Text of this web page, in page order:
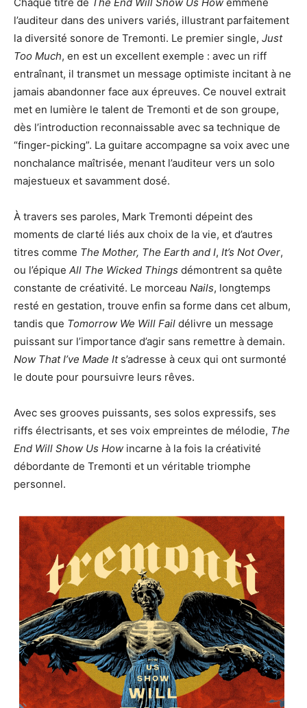
l’auditeur dans des univers variés, illustrant parfaitement
la diversité sonore de Tremonti. Le premier single, Just
Too Much, en est un excellent exemple : avec un riff
entraînant, il transmet un message optimiste incitant à ne
jamais abandonner face aux épreuves. Ce nouvel extrait
met en lumière le talent de Tremonti et de son groupe,
dès l’introduction reconnaissable avec sa technique de
“finger-picking”. La guitare accompagne sa voix avec une
nonchalance maîtrisée, menant l’auditeur vers un solo
majestueux et savamment dosé.
À travers ses paroles, Mark Tremonti dépeint des
moments de clarté liés aux choix de la vie, et d’autres
titres comme The Mother, The Earth and I, It’s Not Over,
ou l’épique All The Wicked Things démontrent sa quête
constante de créativité. Le morceau Nails, longtemps
resté en gestation, trouve enfin sa forme dans cet album,
tandis que Tomorrow We Will Fail délivre un message
puissant sur l’importance d’agir sans remettre à demain.
Now That I’ve Made Its’adresse à ceux qui ont surmonté
le doute pour poursuivre leurs rêves.
Avec ses grooves puissants, ses solos expressifs, ses
riffs électrisants, et ses voix empreintes de mélodie, The
End Will Show Us How incarne à la fois la créativité
débordante de Tremonti et un véritable triomphe
personnel.